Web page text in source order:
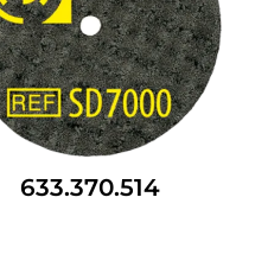
633.370.514